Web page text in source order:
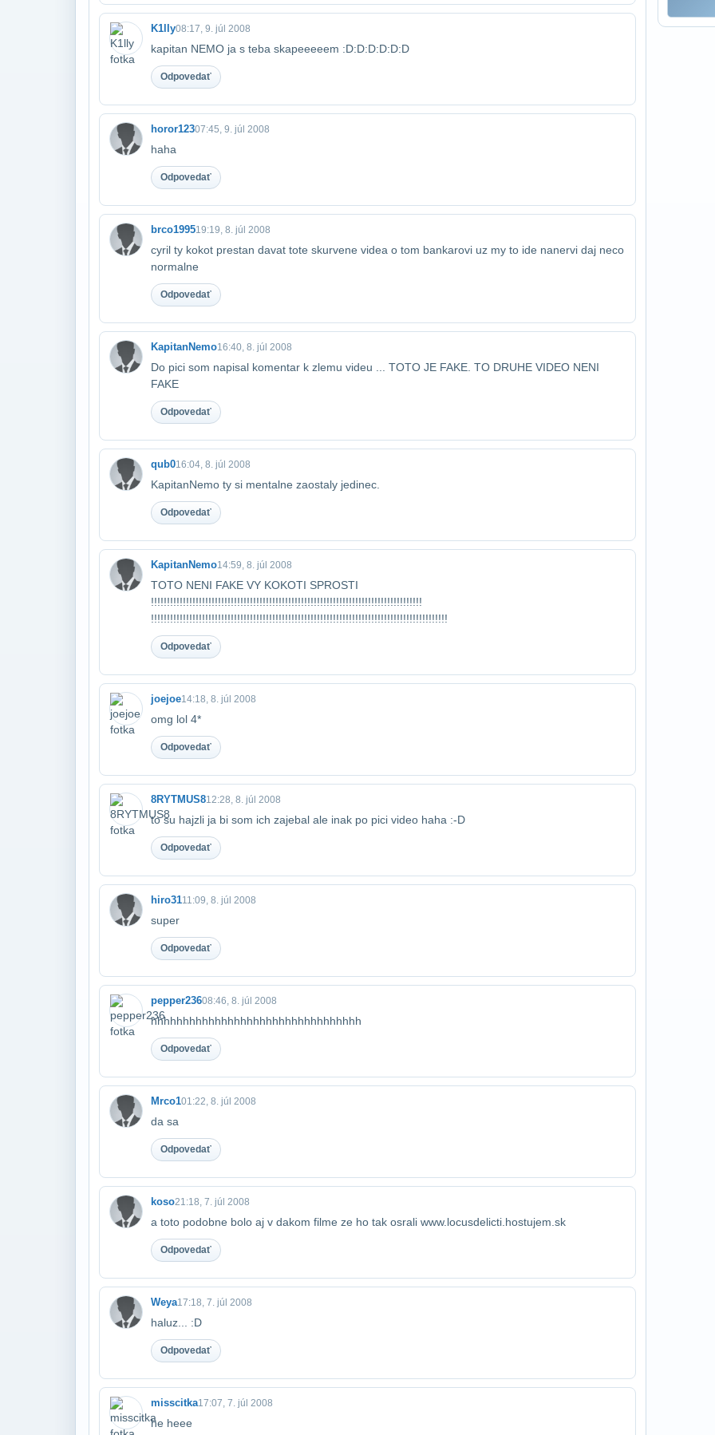
K1lly08:17, 9. júl 2008
kapitan NEMO ja s teba skapeeeeem :D:D:D:D:D:D
Odpovedať
horor12307:45, 9. júl 2008
haha
Odpovedať
brco199519:19, 8. júl 2008
cyril ty kokot prestan davat tote skurvene videa o tom bankarovi uz my to ide na​nervi daj neco
normalne
Odpovedať
KapitanNemo16:40, 8. júl 2008
Do pici som napisal komentar k zlemu videu ... TOTO JE FAKE. TO DRUHE VIDEO NENI​
FAKE
Odpovedať
qub016:04, 8. júl 2008
KapitanNemo ty si mentalne zaostaly jedinec.
Odpovedať
KapitanNemo14:59, 8. júl 2008
TOTO NENI FAKE VY KOKOTI SPROSTI​
!!!!!!!!!!!!!!!!!!!!!!!!!!!!!!!!!!!!!!!!!!!!!!!!!!!!!!!!!!!!!!!!!!!!!!!!!!!!!!!!!!!!!​
!!!!!!!!!!!!!!!!!!!!!!!!!!!!!!!!!!!!!!!!!!!!!!!!!!!!!!!!!!!!!!!!!!!!!!!!!!!!!!!!!!!!!​!!!!!!!!
Odpovedať
joejoe14:18, 8. júl 2008
omg lol 4*
Odpovedať
8RYTMUS812:28, 8. júl 2008
to su hajzli ja bi som ich zajebal ale inak po pici video haha :-D
Odpovedať
hiro3111:09, 8. júl 2008
super
Odpovedať
pepper23608:46, 8. júl 2008
hhhhhhhhhhhhhhhhhhhhhhhhhhhhhhhhh
Odpovedať
Mrco101:22, 8. júl 2008
da sa
Odpovedať
koso21:18, 7. júl 2008
a toto podobne bolo aj v dakom filme ze ho tak osrali www.locusdelicti.hostujem.sk
Odpovedať
Weya17:18, 7. júl 2008
haluz... :D
Odpovedať
misscitka17:07, 7. júl 2008
he heee